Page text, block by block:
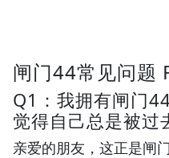
闸门44常见问题
Q1：我拥有闸门
觉得自己总是被过
亲爱的朋友，这正是闸